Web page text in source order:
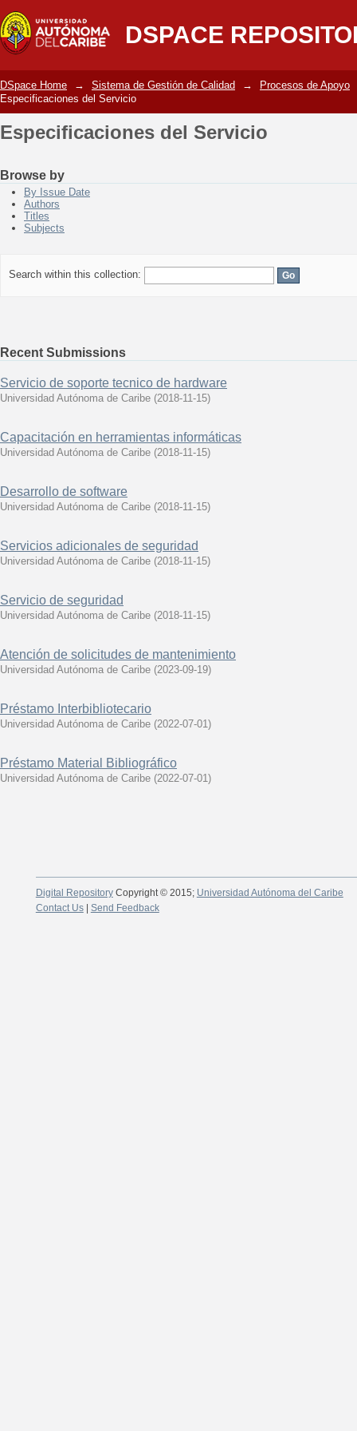
DSPACE
Especificaciones del Servicio
DSpace Home → Sistema de Gestión de Calidad →
Procesos de Apoyo
Especificaciones del Servicio
Especificaciones del Servicio
Browse by
By Issue Date
Authors
Titles
Subjects
Search within this collection:
Recent Submissions
Servicio de soporte tecnico de hardware
Universidad Autónoma de Caribe (2018-11-15)
Capacitación en herramientas informáticas
Universidad Autónoma de Caribe (2018-11-15)
Desarrollo de software
Universidad Autónoma de Caribe (2018-11-15)
Servicios adicionales de seguridad
Universidad Autónoma de Caribe (2018-11-15)
Servicio de seguridad
Universidad Autónoma de Caribe (2018-11-15)
Atención de solicitudes de mantenimiento
Universidad Autónoma de Caribe (2023-09-19)
Préstamo Interbibliotecario
Universidad Autónoma de Caribe (2022-07-01)
Préstamo Material Bibliográfico
Universidad Autónoma de Caribe (2022-07-01)
Digital RepositoryCopyright © 2015; Universidad Autónoma del Caribe
Contact Us| Send Feedback